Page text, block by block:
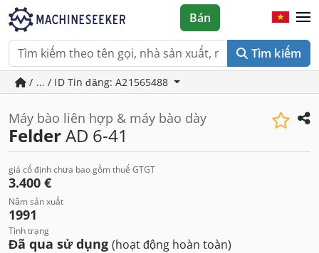
Tìm kiếm
Bán
/ ... / ID Tin đăng: A21565488
Máy bào liên hợp & máy bào dày
FelderAD 6-41
giá cố định chưa bao gồm thuế GTGT
3.400 €
Năm sản xuất
1991
Tình trạng
Đã qua sử dụng (hoạt động hoàn toàn)